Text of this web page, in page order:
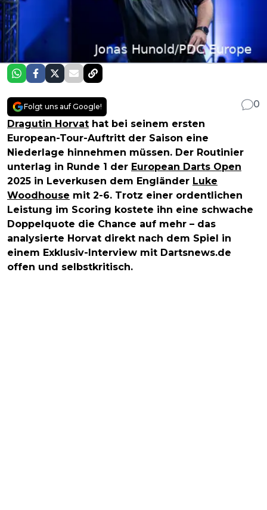
Folgt uns auf Google!
0
Dragutin Horvat hat bei seinem ersten
European-Tour-Auftritt der Saison eine
Niederlage hinnehmen müssen. Der Routinier
unterlag in Runde 1 der European Darts Open
2025 in Leverkusen dem Engländer Luke
Woodhouse mit 2-6. Trotz einer ordentlichen
Leistung im Scoring kostete ihn eine schwache
Doppelquote die Chance auf mehr – das
analysierte Horvat direkt nach dem Spiel in
einem Exklusiv-Interview mit Dartsnews.de
offen und selbstkritisch.